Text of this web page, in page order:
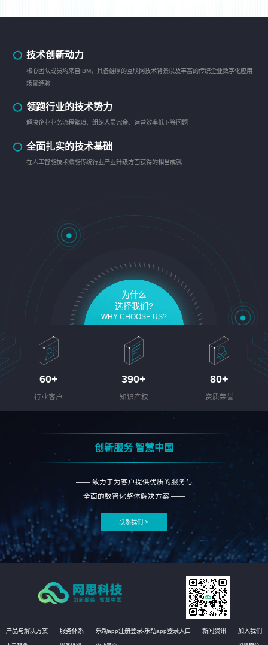
技术创新动力
核心团队成员均来自IBM，具备雄厚的互联网技术背景以及丰富的传统企业数字化应用
场景经验
领跑行业的技术势力
解决企业业务流程繁琐、组织人员冗余、运营效率低下等问题
全面扎实的技术基础
在人工智能技术赋能传统行业产业升级方面获得的相当成就
为什么
选择我们?
WHY CHOOSE US?
60+
行业客户
390+
知识产权
80+
资质荣誉
创新服务 智慧中国
—— 致力于为客户提供优质的服务与
全面的数智化整体解决方案 ——
联系我们 >
产品与解决方案 服务体系 乐动app注册登录-乐动app登录入口 新闻资讯 加入我们